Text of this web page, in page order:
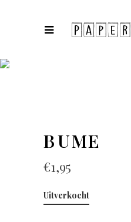
BUME
€1,95
Uitverkocht